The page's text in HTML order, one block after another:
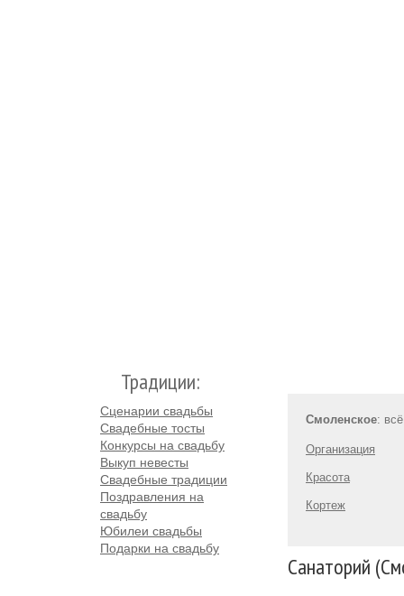
Традиции:
Сценарии свадьбы
Свадебные тосты
Конкурсы на свадьбу
Выкуп невесты
Свадебные традиции
Поздравления на
свадьбу
Юбилеи свадьбы
Подарки на свадьбу
Смоленское:
Организация
Красота
Кортеж
Санаторий